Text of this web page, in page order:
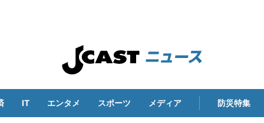
IT エンタメ スポーツ メディア 防災特集